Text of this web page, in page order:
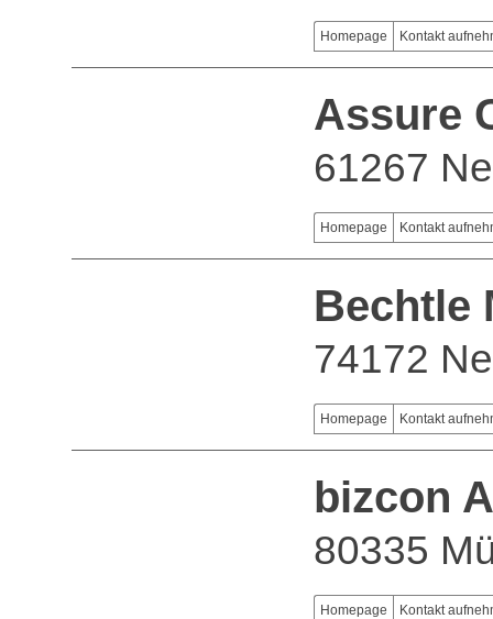
Homepage Kontakt
Assure
61267
Homepage Kontakt
Bechtle
74172
Homepage Kontakt
bizcon
80335
Homepage Kontakt